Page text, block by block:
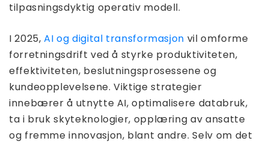
tilpasningsdyktig operativ modell.
I 2025,AI og digital transformasjon vil omforme
forretningsdrift ved å styrke produktiviteten,
effektiviteten, beslutningsprosessene og
kundeopplevelsene. Viktige strategier
innebærer å utnytte AI, optimalisere databruk,
ta i bruk skyteknologier, opplæring av ansatte
og fremme innovasjon, blant andre. Selv om det